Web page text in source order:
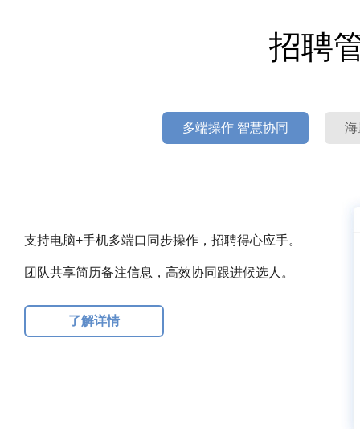
招聘
多端操作 智慧协同 海
支持电脑+手机多端口同步操作，招聘得心应手。
团队共享简历备注信息，高效协同跟进候选人。
了解详情